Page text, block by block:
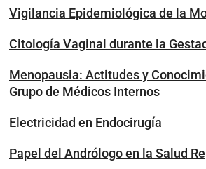
Vigilancia Epidemiológica de la
Citología Vaginal durante la
Menopausia: Actitudes y
Grupo de Médicos Internos
Electricidad en Endocirugía
Papel del Andrólogo en la Salud